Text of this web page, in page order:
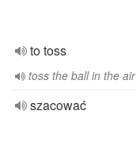
to toss
toss the ball in the air
szacować